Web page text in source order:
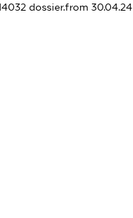
dossier.from 30.04.24